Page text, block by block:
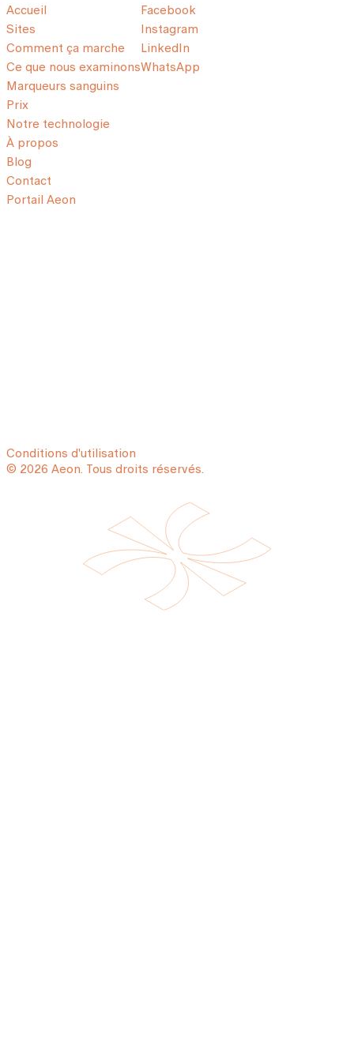
Accueil
Sites
Comment ça marche
Ce que nous examinons
Marqueurs sanguins
Prix
Notre technologie
À propos
Blog
Contact
Portail Aeon
Facebook
Instagram
LinkedIn
WhatsApp
Conditions d'utilisation
© 2026 Aeon. Tous droits réservés.